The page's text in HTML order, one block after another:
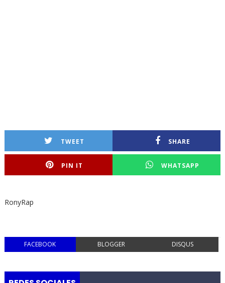
TWEET SHARE
PIN IT WHATSAPP
RonyRap
FACEBOOK BLOGGER DISQUS